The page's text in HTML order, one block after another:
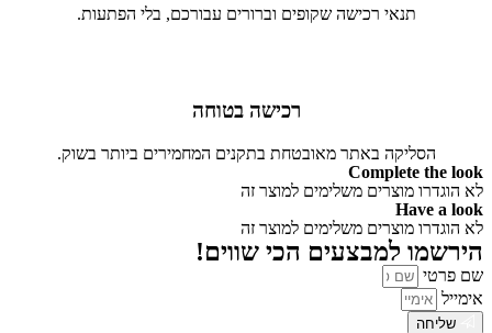
תנאי רכישה שקופים וברורים עבורכם, בלי הפתעות.
רכישה בטוחה
הסליקה באתר מאובטחת בתקנים המחמירים ביותר בשוק.
Complete the look
לא הוגדרו מוצרים משלימים למוצר זה
Have a look
לא הוגדרו מוצרים משלימים למוצר זה
הירשמו למבצעים הכי שווים!
שם פרטי
אימייל
שליחה